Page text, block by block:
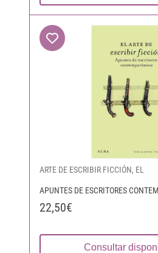
ARTE DE ESCRIBIR FICCIÓN, EL
APUNTES DE ESCRITORES
22,50€
Consultar